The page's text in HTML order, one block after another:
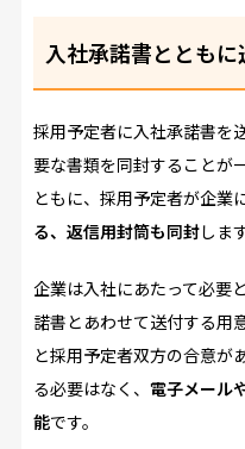
入社承諾書ととも
採用予定者に入社承諾書を
要な書類を同封することが
ともに、採用予定者が企業
る、返信用封筒も同封します
企業は入社にあたって必要
諾書とあわせて送付する用
と採用予定者双方の合意が
る必要はなく、 電子メール
能です。